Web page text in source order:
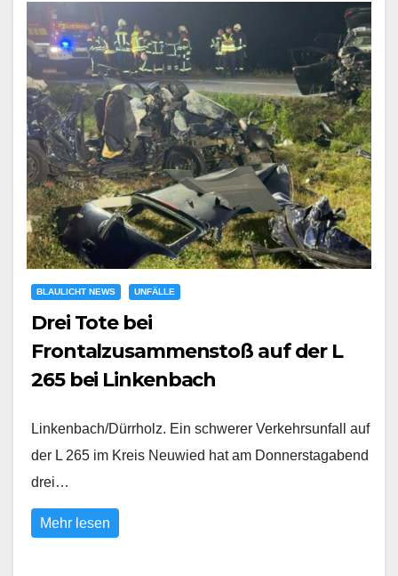
BLAULICHT NEWS UNFÄLLE
Drei Tote bei
Frontalzusammenstoß auf der L
265 bei Linkenbach
Linkenbach/Dürrholz. Ein schwerer Verkehrsunfall auf
der L 265 im Kreis Neuwied hat am Donnerstagabend
drei…
Mehr lesen